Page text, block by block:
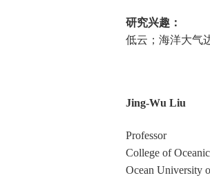
研究兴趣：
低云；海洋大气
Jing-Wu Liu
Professor
College of
Ocean University